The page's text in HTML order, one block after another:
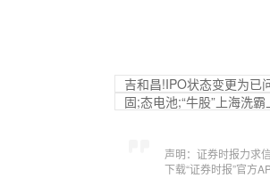
吉和昌!IPO状态变更为已
固;态电池;“牛股”上海洗
声明：证券时报力求
下载“证券时报”官方